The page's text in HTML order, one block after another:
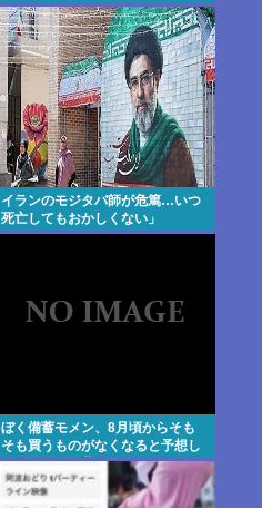
イランのモジタバ師が危篤…いつ
死亡してもおかしくない」
ぼく備蓄モメン、8月頃からそも
そも買うものがなくなると予想し
て借金して備蓄しまくるも今月の
支払いが借金の返済含めても8万
円